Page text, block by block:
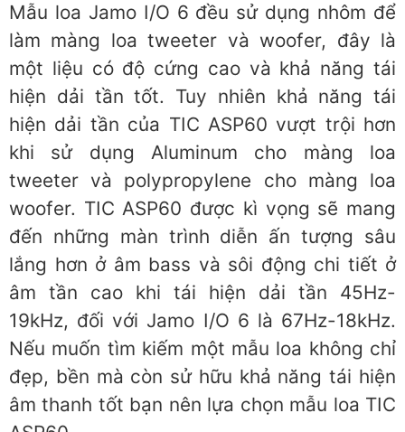
Mẫu loa Jamo I/O 6 đều sử dụng nhôm để
làm màng loa tweeter và woofer, đây là
một liệu có độ cứng cao và khả năng tái
hiện dải tần tốt. Tuy nhiên khả năng tái
hiện dải tần của TIC ASP60 vượt trội hơn
khi sử dụng Aluminum cho màng loa
tweeter và polypropylene cho màng loa
woofer. TIC ASP60 được kì vọng sẽ mang
đến những màn trình diễn ấn tượng sâu
lắng hơn ở âm bass và sôi động chi tiết ở
âm tần cao khi tái hiện dải tần 45Hz-
19kHz, đối với Jamo I/O 6 là 67Hz-18kHz.
Nếu muốn tìm kiếm một mẫu loa không chỉ
đẹp, bền mà còn sử hữu khả năng tái hiện
âm thanh tốt bạn nên lựa chọn mẫu loa TIC